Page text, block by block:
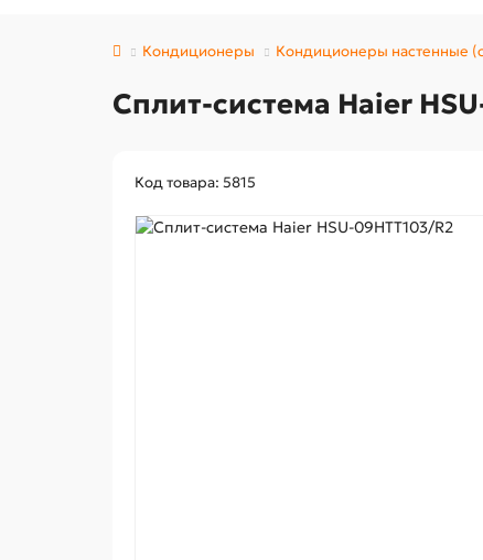
Кондиционеры Кондиционеры настенные
Сплит-система Haier
Код товара: 5815